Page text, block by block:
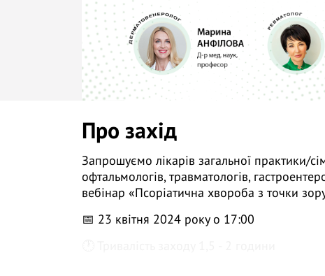
Про захід
Запрошуємо лікарів загальної практики/
офтальмологів, травматологів,
вебінар «Псоріатична хвороба з точки
📅 23 квітня 2024 року о 17:00